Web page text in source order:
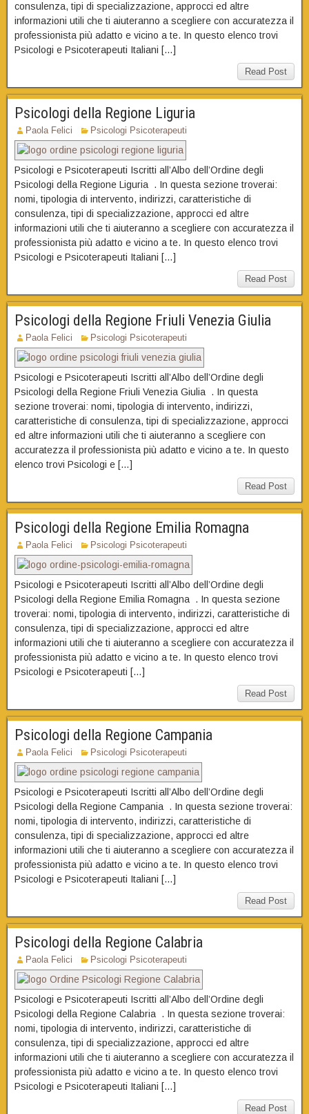
consulenza, tipi di specializzazione, approcci ed altre
informazioni utili che ti aiuteranno a scegliere con accuratezza il
professionista più adatto e vicino a te. In questo elenco trovi
Psicologi e Psicoterapeuti Italiani […]
Read Post
Psicologi della Regione Liguria
Paola Felici Psicologi Psicoterapeuti
Psicologi e Psicoterapeuti Iscritti all’Albo dell’Ordine degli
Psicologi della Regione Liguria . In questa sezione troverai:
nomi, tipologia di intervento, indirizzi, caratteristiche di
consulenza, tipi di specializzazione, approcci ed altre
informazioni utili che ti aiuteranno a scegliere con accuratezza il
professionista più adatto e vicino a te. In questo elenco trovi
Psicologi e Psicoterapeuti Italiani […]
Read Post
Psicologi della Regione Friuli Venezia Giulia
Paola Felici Psicologi Psicoterapeuti
Psicologi e Psicoterapeuti Iscritti all’Albo dell’Ordine degli
Psicologi della Regione Friuli Venezia Giulia . In questa
sezione troverai: nomi, tipologia di intervento, indirizzi,
caratteristiche di consulenza, tipi di specializzazione, approcci
ed altre informazioni utili che ti aiuteranno a scegliere con
accuratezza il professionista più adatto e vicino a te. In questo
elenco trovi Psicologi e […]
Read Post
Psicologi della Regione Emilia Romagna
Paola Felici Psicologi Psicoterapeuti
Psicologi e Psicoterapeuti Iscritti all’Albo dell’Ordine degli
Psicologi della Regione Emilia Romagna . In questa sezione
troverai: nomi, tipologia di intervento, indirizzi, caratteristiche di
consulenza, tipi di specializzazione, approcci ed altre
informazioni utili che ti aiuteranno a scegliere con accuratezza il
professionista più adatto e vicino a te. In questo elenco trovi
Psicologi e Psicoterapeuti […]
Read Post
Psicologi della Regione Campania
Paola Felici Psicologi Psicoterapeuti
Psicologi e Psicoterapeuti Iscritti all’Albo dell’Ordine degli
Psicologi della Regione Campania . In questa sezione troverai:
nomi, tipologia di intervento, indirizzi, caratteristiche di
consulenza, tipi di specializzazione, approcci ed altre
informazioni utili che ti aiuteranno a scegliere con accuratezza il
professionista più adatto e vicino a te. In questo elenco trovi
Psicologi e Psicoterapeuti Italiani […]
Read Post
Psicologi della Regione Calabria
Paola Felici Psicologi Psicoterapeuti
Psicologi e Psicoterapeuti Iscritti all’Albo dell’Ordine degli
Psicologi della Regione Calabria . In questa sezione troverai:
nomi, tipologia di intervento, indirizzi, caratteristiche di
consulenza, tipi di specializzazione, approcci ed altre
informazioni utili che ti aiuteranno a scegliere con accuratezza il
professionista più adatto e vicino a te. In questo elenco trovi
Psicologi e Psicoterapeuti Italiani […]
Read Post